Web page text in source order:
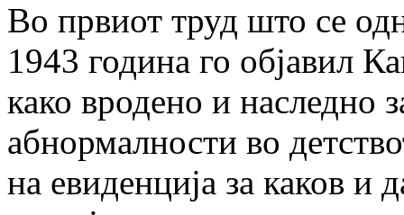
Во првиот труд што се
1943 година го објавил
како вродено и наследно
абнормалности во
на евиденција за каков и